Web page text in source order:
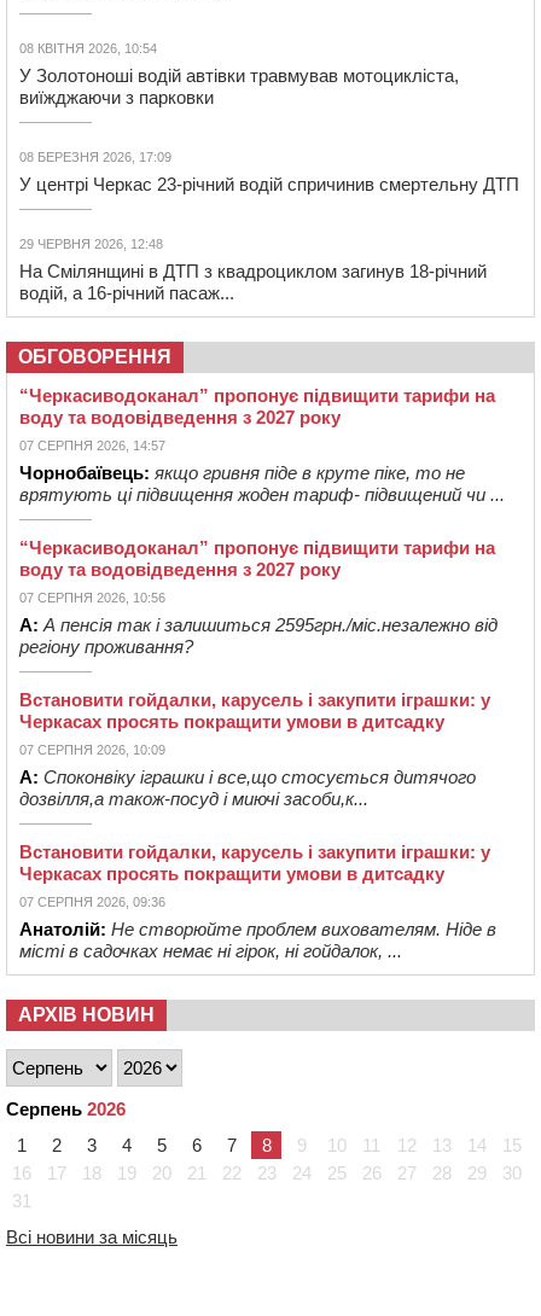
08 КВІТНЯ 2026, 10:54
У Золотоноші водій автівки травмував мотоцикліста,
виїжджаючи з парковки
08 БЕРЕЗНЯ 2026, 17:09
У центрі Черкас 23-річний водій спричинив смертельну ДТП
29 ЧЕРВНЯ 2026, 12:48
На Смілянщині в ДТП з квадроциклом загинув 18-річний
водій, а 16-річний пасаж...
ОБГОВОРЕННЯ
“Черкасиводоканал” пропонує підвищити тарифи на
воду та водовідведення з 2027 року
07 СЕРПНЯ 2026, 14:57
Чорнобаївець: якщо гривня піде в круте піке, то не
врятують ці підвищення жоден тариф- підвищений чи ...
“Черкасиводоканал” пропонує підвищити тарифи на
воду та водовідведення з 2027 року
07 СЕРПНЯ 2026, 10:56
А: А пенсія так і залишиться 2595грн./міс.незалежно від
регіону проживання?
Встановити гойдалки, карусель і закупити іграшки: у
Черкасах просять покращити умови в дитсадку
07 СЕРПНЯ 2026, 10:09
А: Споконвіку іграшки і все,що стосується дитячого
дозвілля,а також-посуд і миючі засоби,к...
Встановити гойдалки, карусель і закупити іграшки: у
Черкасах просять покращити умови в дитсадку
07 СЕРПНЯ 2026, 09:36
Анатолій: Не створюйте проблем вихователям. Ніде в
місті в садочках немає ні гірок, ні гойдалок, ...
АРХІВ НОВИН
Серпень 2026
1
2 3 4 5 6 7 8 9 10 11 12 13 14
15
16
17 18 19 20 21 22 23 24 25 26 27 28 29
30
31
Всі новини за місяць